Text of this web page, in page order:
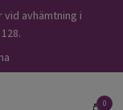
avhämtning i
0